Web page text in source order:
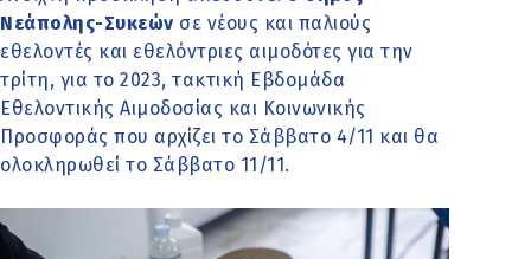
Νεάπολης-Συκεών σε νέους και παλιούς
εθελοντές και εθελόντριες αιμοδότες για την
τρίτη, για το 2023, τακτική Εβδομάδα
Εθελοντικής Αιμοδοσίας και Κοινωνικής
Προσφοράς που αρχίζει το Σάββατο 4/11 και θα
ολοκληρωθεί το Σάββατο 11/11.